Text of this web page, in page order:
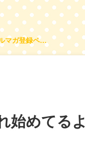
まひるのメルマガ登録ページ
始めてるよ